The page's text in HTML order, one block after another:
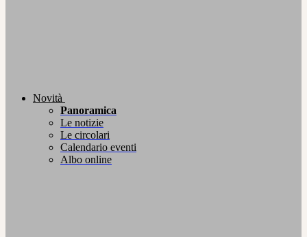
Novità
Panoramica
Le notizie
Le circolari
Calendario eventi
Albo online